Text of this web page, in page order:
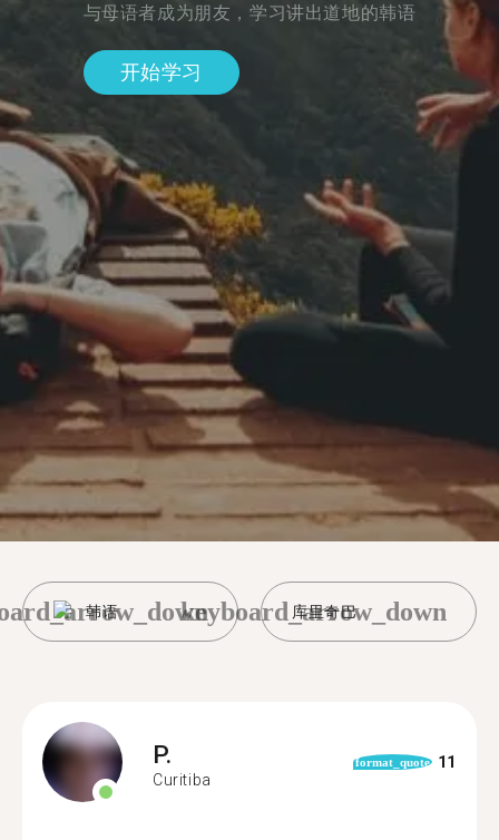
与母语者成为朋友，学习讲出道地的韩语
开始学习
韩语 库里奇巴
keyboard_arrow_down
P.
Curitiba
format_quote 11